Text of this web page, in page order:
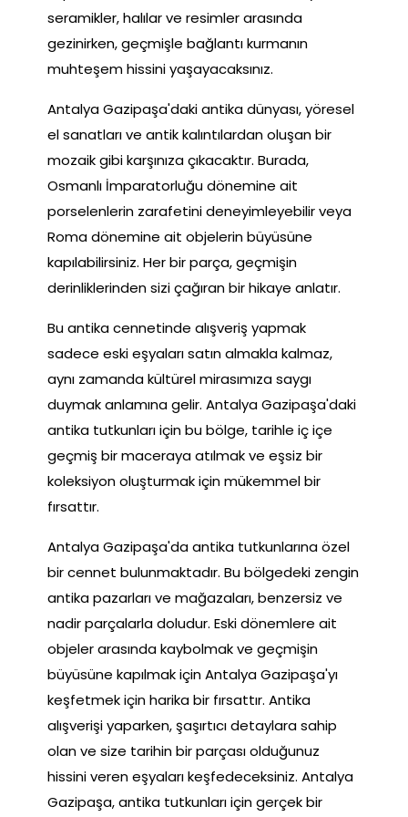
seramikler, halılar ve resimler arasında
gezinirken, geçmişle bağlantı kurmanın
muhteşem hissini yaşayacaksınız.
Antalya Gazipaşa'daki antika dünyası, yöresel
el sanatları ve antik kalıntılardan oluşan bir
mozaik gibi karşınıza çıkacaktır. Burada,
Osmanlı İmparatorluğu dönemine ait
porselenlerin zarafetini deneyimleyebilir veya
Roma dönemine ait objelerin büyüsüne
kapılabilirsiniz. Her bir parça, geçmişin
derinliklerinden sizi çağıran bir hikaye anlatır.
Bu antika cennetinde alışveriş yapmak
sadece eski eşyaları satın almakla kalmaz,
aynı zamanda kültürel mirasımıza saygı
duymak anlamına gelir. Antalya Gazipaşa'daki
antika tutkunları için bu bölge, tarihle iç içe
geçmiş bir maceraya atılmak ve eşsiz bir
koleksiyon oluşturmak için mükemmel bir
fırsattır.
Antalya Gazipaşa'da antika tutkunlarına özel
bir cennet bulunmaktadır. Bu bölgedeki zengin
antika pazarları ve mağazaları, benzersiz ve
nadir parçalarla doludur. Eski dönemlere ait
objeler arasında kaybolmak ve geçmişin
büyüsüne kapılmak için Antalya Gazipaşa'yı
keşfetmek için harika bir fırsattır. Antika
alışverişi yaparken, şaşırtıcı detaylara sahip
olan ve size tarihin bir parçası olduğunuz
hissini veren eşyaları keşfedeceksiniz. Antalya
Gazipaşa, antika tutkunları için gerçek bir